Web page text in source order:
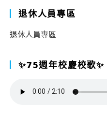
退休人員專區
退休人員專區
✨75週年校慶校歌✨